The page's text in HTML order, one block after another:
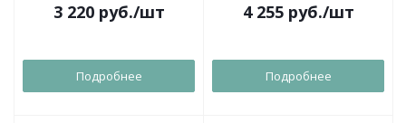
3 220руб./шт
Подробнее
4 255руб./шт
Подробнее